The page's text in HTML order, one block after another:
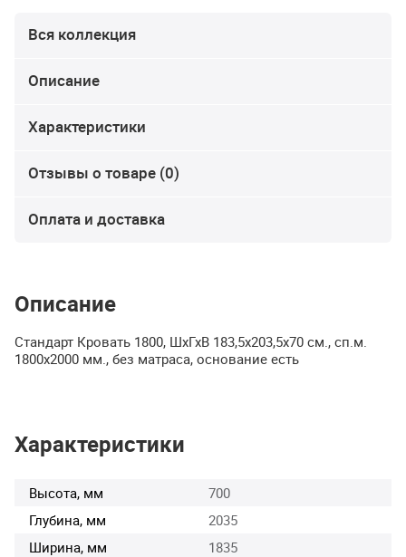
Вся коллекция
Описание
Характеристики
Отзывы о товаре (0)
Оплата и доставка
Описание
Стандарт Кровать 1800, ШхГхВ 183,5х203,5х70 см., сп.м.
1800х2000 мм., без матраса, основание есть
Характеристики
Высота, мм
700
Глубина, мм
2035
Ширина, мм
1835